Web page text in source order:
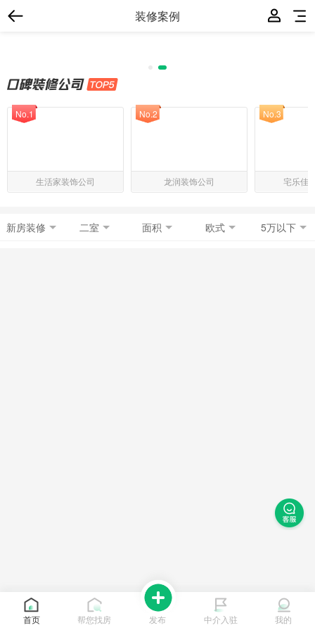
装修案例
生活家装饰公司
No.1
龙润装饰公司
No.2
宅乐佳
No.3
新房装修 二室 面积 欧式 5万以下
首页 帮您找房 发布 中介入驻 我的